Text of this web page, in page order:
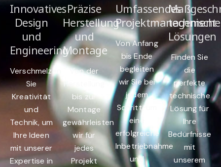
Innovatives
Design
und
Engineering
Verschmelzen
Sie
Kreativität
und
Technik, um
Ihre Ideen
mit unserer
Expertise in
Präzise
Herstellung
und
Montage
Von der
Herstellung
bis zur
Montage
gewährleisten
wir für
jedes
Projekt
Umfassendes
Projektmanagement
Von Anfang
bis Ende
begleiten
wir Sie bei
jedem
Schritt, um
eine
erfolgreiche
Inbetriebnahme
und
technische
Lösungen
Finden Sie
die
perfekte
technische
Lösung für
Ihre
Bedürfnisse
mit
unserem